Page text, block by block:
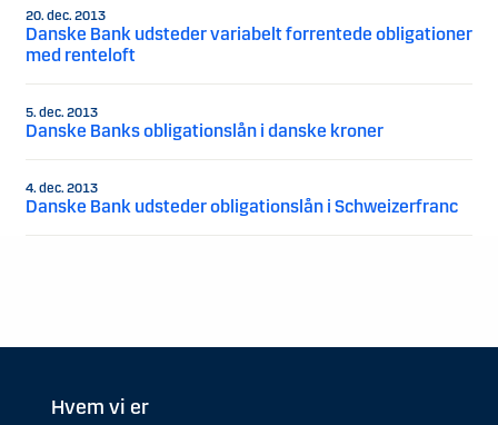
20. dec. 2013
Danske Bank udsteder variabelt forrentede obligationer
med renteloft
5. dec. 2013
Danske Banks obligationslån i danske kroner
4. dec. 2013
Danske Bank udsteder obligationslån i Schweizerfranc
Hvem vi er